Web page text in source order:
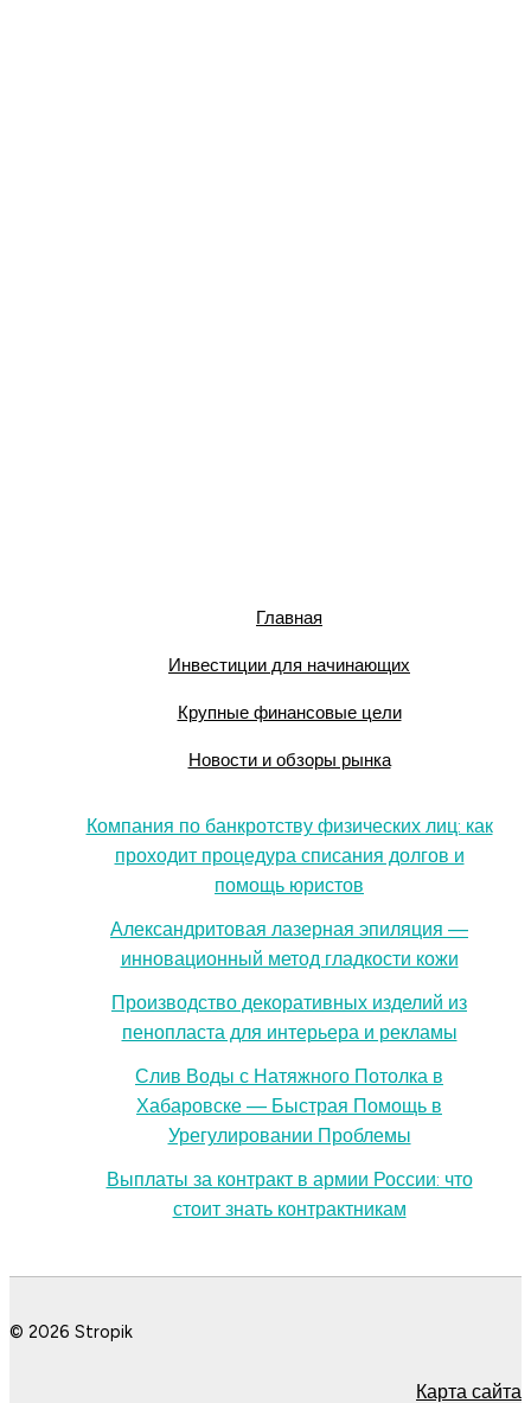
Главная
Инвестиции для начинающих
Крупные финансовые цели
Новости и обзоры рынка
Компания по банкротству физических лиц: как
проходит процедура списания долгов и
помощь юристов
Александритовая лазерная эпиляция —
инновационный метод гладкости кожи
Производство декоративных изделий из
пенопласта для интерьера и рекламы
Слив Воды с Натяжного Потолка в
Хабаровске — Быстрая Помощь в
Урегулировании Проблемы
Выплаты за контракт в армии России: что
стоит знать контрактникам
© 2026 Stropik
Карта сайта